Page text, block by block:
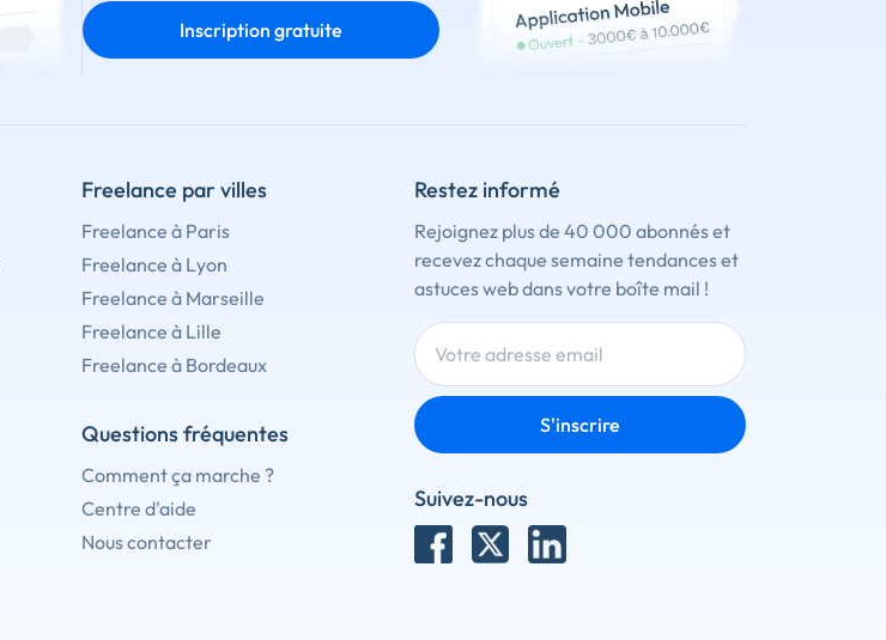
Inscription gratuite
Freelance par villes
Freelance à Paris
Freelance à Lyon
Freelance à Marseille
Freelance à Lille
Freelance à Bordeaux
Questions fréquentes
Comment ça marche ?
Centre d'aide
Nous contacter
Restez informé
Rejoignez plus de 40 000 abonnés et
recevez chaque semaine tendances et
astuces web dans votre boîte mail !
S'inscrire
Suivez-nous